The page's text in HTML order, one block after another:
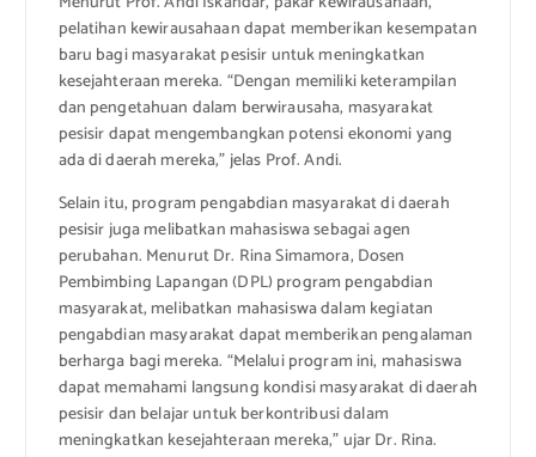
pelatihan kewirausahaan dapat memberikan kesempatan
baru bagi masyarakat pesisir untuk meningkatkan
kesejahteraan mereka. “Dengan memiliki keterampilan
dan pengetahuan dalam berwirausaha, masyarakat
pesisir dapat mengembangkan potensi ekonomi yang
ada di daerah mereka,” jelas Prof. Andi.
Selain itu, program pengabdian masyarakat di daerah
pesisir juga melibatkan mahasiswa sebagai agen
perubahan. Menurut Dr. Rina Simamora, Dosen
Pembimbing Lapangan (DPL) program pengabdian
masyarakat, melibatkan mahasiswa dalam kegiatan
pengabdian masyarakat dapat memberikan pengalaman
berharga bagi mereka. “Melalui program ini, mahasiswa
dapat memahami langsung kondisi masyarakat di daerah
pesisir dan belajar untuk berkontribusi dalam
meningkatkan kesejahteraan mereka,” ujar Dr. Rina.